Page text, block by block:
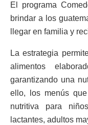
El programa
brindar a los
llegar en familia y
La estrategia
alimentos
garantizando una
ello, los menús
nutritiva para
lactantes, adultos